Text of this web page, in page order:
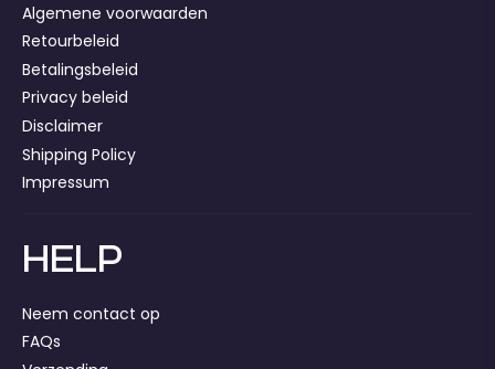
Algemene voorwaarden
Retourbeleid
Betalingsbeleid
Privacy beleid
Disclaimer
Shipping Policy
Impressum
HELP
Neem contact op
FAQs